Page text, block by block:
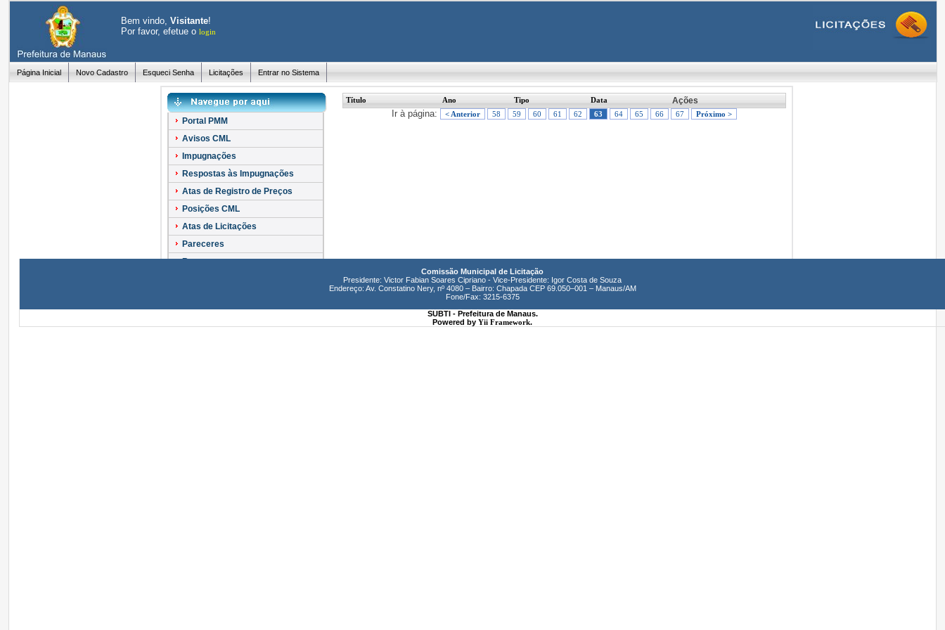
Bem vindo,Visitante!
Por favor, efetue ologin
Página Inicial Novo Cadastro Esqueci Senha Licitações Entrar no Sistema
Portal PMM
Avisos CML
Impugnações
Respostas às Impugnações
Atas de Registro de Preços
Posições CML
Atas de Licitações
Pareceres
Recursos
Título Ano Tipo Data Ações
Ir à página: < Anterior 58 59 60 61 62 63 64 65 66 67 Próximo >
Comissão Municipal de Licitação
Presidente: Victor Fabian Soares Cipriano - Vice-Presidente: Igor Costa de Souza
Endereço: Av. Constatino Nery, nº 4080 – Bairro: Chapada CEP 69.050–001 – Manaus/AM
Fone/Fax: 3215-6375
SUBTI - Prefeitura de Manaus.
Powered byYii Framework.